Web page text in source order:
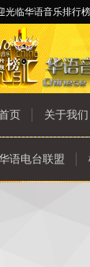
光临华语音乐排行榜
页 关于我们
语电台联盟